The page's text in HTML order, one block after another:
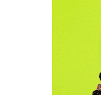
de prisão
na última terça-
no Batalhão de
, e
nesta quarta-